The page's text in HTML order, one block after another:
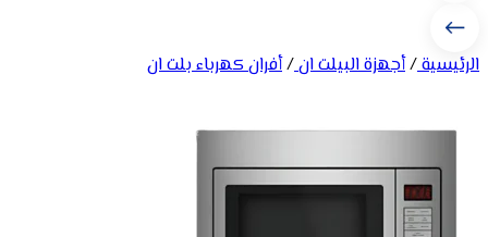
الرئيسية/أجهزة البيلت ان/أفران كهرباء بلت ان